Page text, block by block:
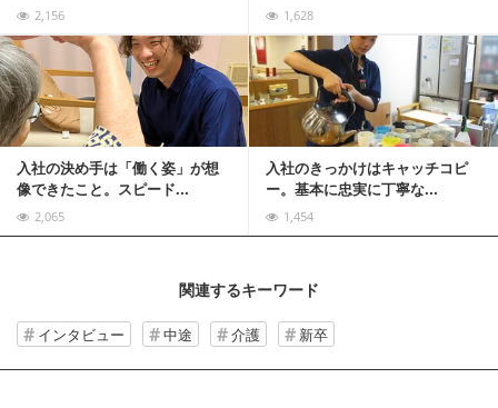
2,156 1,628
入社の決め手は「働く姿」が想
像できたこと。スピード...
2,065
入社のきっかけはキャッチコピ
ー。基本に忠実に丁寧な...
1,454
記事を読む
関連するキーワード
インタビュー 中途 介護 新卒